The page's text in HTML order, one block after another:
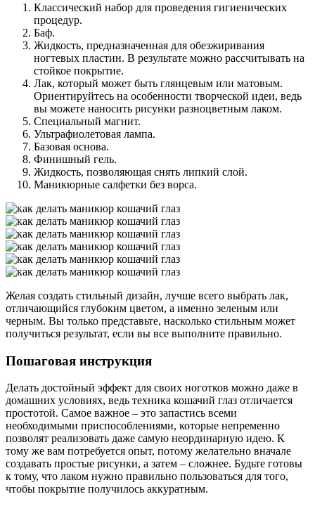
Классический набор для проведения гигиенических
процедур.
Баф.
Жидкость, предназначенная для обезжиривания
ногтевых пластин. В результате можно рассчитывать на
стойкое покрытие.
Лак, который может быть глянцевым или матовым.
Ориентируйтесь на особенности творческой идеи, ведь
вы можете наносить рисунки разноцветным лаком.
Специальный магнит.
Ультрафиолетовая лампа.
Базовая основа.
Финишный гель.
Жидкость, позволяющая снять липкий слой.
Маникюрные салфетки без ворса.
Желая создать стильный дизайн, лучше всего выбрать лак,
отличающийся глубоким цветом, а именно зеленым или
черным. Вы только представьте, насколько стильным может
получиться результат, если вы все выполните правильно.
Пошаговая инструкция
Делать достойный эффект для своих ноготков можно даже в
домашних условиях, ведь техника кошачий глаз отличается
простотой. Самое важное – это запастись всеми
необходимыми приспособлениями, которые непременно
позволят реализовать даже самую неординарную идею. К
тому же вам потребуется опыт, потому желательно вначале
создавать простые рисунки, а затем – сложнее. Будьте готовы
к тому, что лаком нужно правильно пользоваться для того,
чтобы покрытие получилось аккуратным.